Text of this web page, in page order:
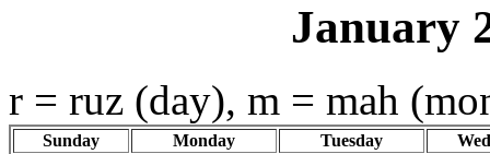
January
r = ruz (day), m = mah
Sunday Monday Tuesday